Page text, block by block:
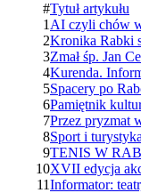
#Tytuł artykułu
1 AI czyli chów
2Kronika Rabki
3Zmał śp. Jan
4Kurenda.
5Spacery po
6Pamiętnik
7Przez pryzmat
8Sport i
9TENIS W
10XVII edycja
11Informator: